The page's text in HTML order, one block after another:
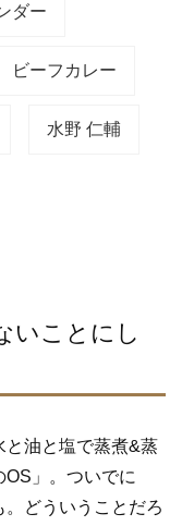
ダー
ビーフカレー
水野 仁輔
いことにし
と油と塩で蒸煮&蒸
OS」。ついでに
。どういうことだろ